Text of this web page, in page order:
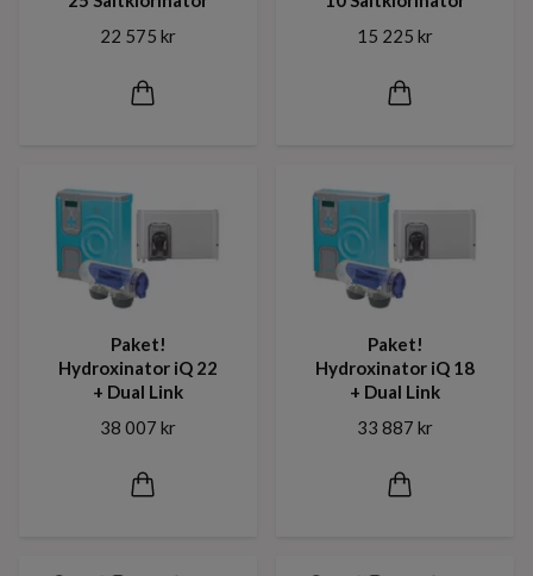
22 575 kr
15 225 kr
Paket!
Hydroxinator iQ 22
+ Dual Link
38 007 kr
Paket!
Hydroxinator iQ 18
+ Dual Link
33 887 kr